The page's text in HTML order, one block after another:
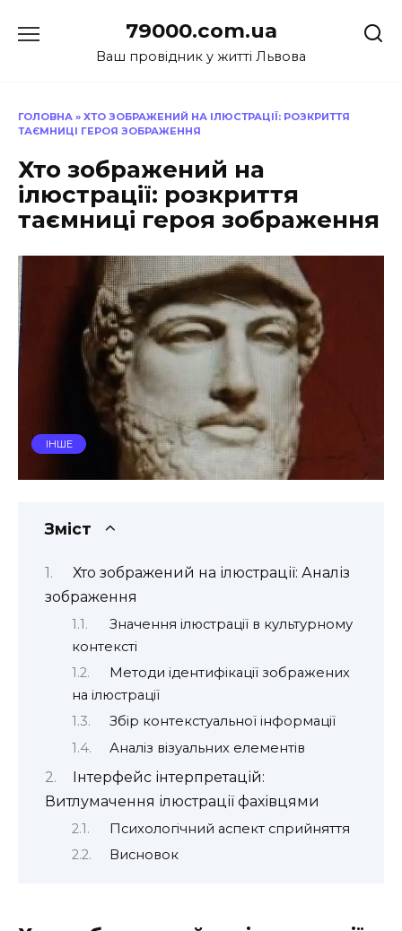
до
79000.com.ua
Ваш провідник у житті Львова
ГОЛОВНА » ХТО ЗОБРАЖЕНИЙ НА ІЛЮСТРАЦІЇ: РОЗКРИТТЯ
ТАЄМНИЦІ ГЕРОЯ ЗОБРАЖЕННЯ
Хто зображений на
ілюстрації: розкриття
таємниці героя зображення
ІНШЕ
Зміст
Хто зображений на ілюстрації: Аналіз
зображення
Значення ілюстрації в культурному
контексті
Методи ідентифікації зображених
на ілюстрації
Збір контекстуальної інформації
Аналіз візуальних елементів
Інтерфейс інтерпретацій:
Витлумачення ілюстрації фахівцями
Психологічний аспект сприйняття
Висновок